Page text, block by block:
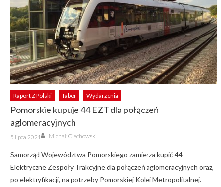
Raport Z Polski Tabor Wydarzenia
Pomorskie kupuje 44 EZT dla połączeń
aglomeracyjnych
Posted
on
5 lipca 2021 Author
Michał Ciechowski
Samorząd Województwa Pomorskiego zamierza kupić 44
Elektryczne Zespoły Trakcyjne dla połączeń aglomeracyjnych oraz,
po elektryfikacji, na potrzeby Pomorskiej Kolei Metropolitalnej. –